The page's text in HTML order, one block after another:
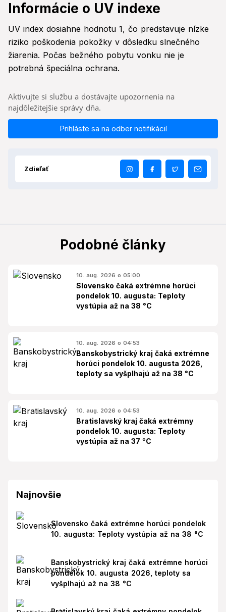
Informácie o UV indexe
UV index dosiahne hodnotu 1, čo predstavuje nízke
riziko poškodenia pokožky v dôsledku slnečného
žiarenia. Počas bežného pobytu vonku nie je
potrebná špeciálna ochrana.
Aktivujte si službu a dostávajte upozornenia na
najdôležitejšie správy dňa.
Prihláste sa na odber notifikácií
Zdieľať
Podobné články
10. aug. 2026 o 05:00
Slovensko čaká extrémne horúci
pondelok 10. augusta: Teploty
vystúpia až na 38 °C
10. aug. 2026 o 04:53
Banskobystrický kraj čaká extrémne
horúci pondelok 10. augusta 2026,
teploty sa vyšplhajú až na 38 °C
10. aug. 2026 o 04:53
Bratislavský kraj čaká extrémny
pondelok 10. augusta: Teploty
vystúpia až na 37 °C
Najnovšie
Slovensko čaká extrémne horúci pondelok
10. augusta: Teploty vystúpia až na 38 °C
Banskobystrický kraj čaká extrémne horúci
pondelok 10. augusta 2026, teploty sa
vyšplhajú až na 38 °C